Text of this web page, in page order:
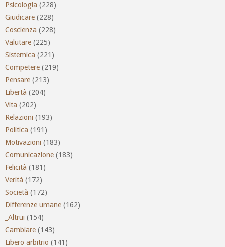
Psicologia (228)
Giudicare (228)
Coscienza (228)
Valutare (225)
Sistemica (221)
Competere (219)
Pensare (213)
Libertà (204)
Vita (202)
Relazioni (193)
Politica (191)
Motivazioni (183)
Comunicazione (183)
Felicità (181)
Verità (172)
Società (172)
Differenze umane (162)
_Altrui (154)
Cambiare (143)
Libero arbitrio (141)